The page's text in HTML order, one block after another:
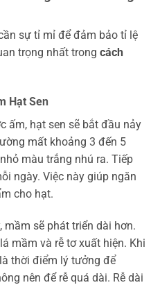
sự tỉ mỉ để đảm bảo tỉ lệ
trọng nhất trong cách
Hạt Sen
ấm, hạt sen sẽ bắt đầu nảy
mất khoảng 3 đến 5
màu trắng nhú ra. Tiếp
ngày. Việc này giúp ngăn
cho hạt.
mầm sẽ phát triển dài hơn.
mầm và rễ tơ xuất hiện. Khi
thời điểm lý tưởng để
nên để rễ quá dài. Rễ dài